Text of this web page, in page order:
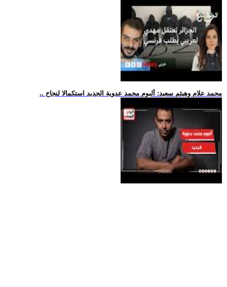
.. محمد علام وهيثم سعيد: ألبوم محمد عدوية الجديد استكمالا لنجاح